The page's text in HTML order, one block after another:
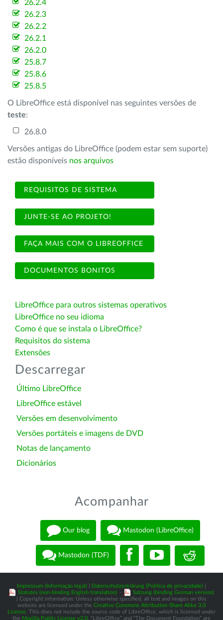
26.2.4
26.2.3
26.2.2
26.2.1
26.2.0
25.8.7
25.8.6
25.8.5
O LibreOffice está disponível nas seguintes versões de
teste:
26.8.0
Versões antigas do LibreOffice (podem estar sem suporte)
estão disponíveis nos arquivos
REQUISITOS DE SISTEMA
JUNTE-SE AO PROJETO!
FAÇA MAIS COM O LIBREOFFICE
DOCUMENTOS BONITOS
LibreOffice para outros sistemas operativos
LibreOffice no seu idioma
Como é que se instala o LibreOffice?
Requisitos do sistema
Extensões
Descarregar
Último LibreOffice
LibreOffice estável
Versões em desenvolvimento
Versões portáteis e imagens de DVD
Notas de lançamento
Dicionários
Acompanhar
Our blog Mastodon (LibreOffice)
Mastodon (TDF)
Impressum (Informação legal) Datenschutzerklärung (Política de privacidade)
Statutes (non-binding English translation) -
Satzung (binding German version)
| Copyright information: Unless otherwise specified, all text and images on this
website are licensed under the Creative Commons Attribution-Share Alike 3.0
License . This does not include the source code of LibreOffice, which is licensed under
the Mozilla Public License v2.0 . “LibreOffice” and “The Document Foundation” are